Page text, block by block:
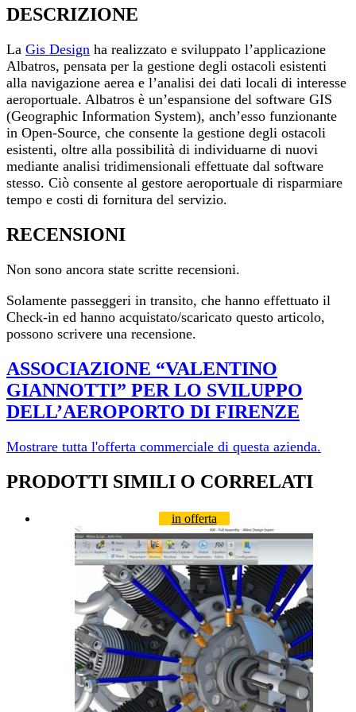
DESCRIZIONE
La Gis Design ha realizzato e sviluppato l’applicazione
Albatros, pensata per la gestione degli ostacoli esistenti
alla navigazione aerea e l’analisi dei dati locali di interesse
aeroportuale. Albatros è un’espansione del software GIS
(Geographic Information System), anch’esso funzionante
in Open-Source, che consente la gestione degli ostacoli
esistenti, oltre alla possibilità di individuarne di nuovi
mediante analisi tridimensionali effettuate dal software
stesso. Ciò consente al gestore aeroportuale di risparmiare
tempo e costi di fornitura del servizio.
RECENSIONI
Non sono ancora state scritte recensioni.
Solamente passeggeri in transito, che hanno effettuato il
Check-in ed hanno acquistato/scaricato questo articolo,
possono scrivere una recensione.
ASSOCIAZIONE “VALENTINO
GIANNOTTI” PER LO SVILUPPO
DELL’AEROPORTO DI FI­RENZE
Mostrare tutta l'offerta commerciale di questa azienda.
PRODOTTI SIMILI O CORRELATI
in offerta